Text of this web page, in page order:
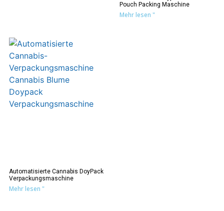
Pouch Packing Maschine
Mehr lesen "
Automatisierte Cannabis DoyPack
Verpackungsmaschine
Mehr lesen "